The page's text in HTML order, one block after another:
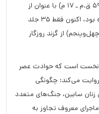
از اثر سترگ تیتوس لیویوس یا لیوی (۵۹ ق.م ـ ۱۷ م) با عنوان از
پیدایش روم که در ۱۴۲ جلد تألیف شده بود، اکنون فقط ۳۵ جلد
از گزند روزگار
است که حوادث عصر
ق.م ـ ۵۰۹ ق.م) را روایت می‌کند: چگونگی
سابین، جنگ‌های متعدد
معروف تجاوز به